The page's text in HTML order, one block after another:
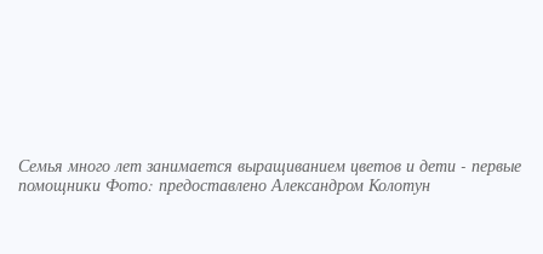
Семья много лет занимается выращиванием цветов и дети - первые
помощники Фото: предоставлено Александром Колотун